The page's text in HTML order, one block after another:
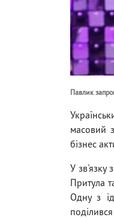
Павлик
масовий
бізнес
У зв'язку
Притула
Одну з